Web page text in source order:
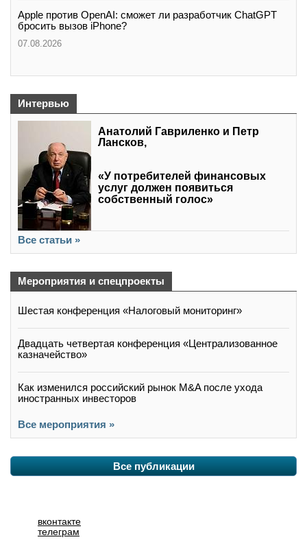
Apple против OpenAI: сможет ли разработчик ChatGPT
бросить вызов iPhone?
07.08.2026
Интервью
Анатолий Гавриленко и Петр
Лансков,
«У потребителей финансовых
услуг должен появиться
собственный голос»
Все статьи »
Мероприятия и спецпроекты
Шестая конференция «Налоговый мониторинг»
Двадцать четвертая конференция «Централизованное
казначейство»
Как изменился российский рынок M&A после ухода
иностранных инвесторов
Все мероприятия »
Все публикации
вконтакте
телеграм